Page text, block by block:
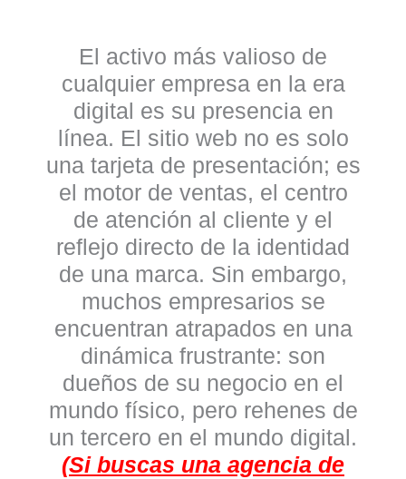
El activo más valioso de
cualquier empresa en la era
digital es su presencia en
línea. El sitio web no es solo
una tarjeta de presentación; es
el motor de ventas, el centro
de atención al cliente y el
reflejo directo de la identidad
de una marca. Sin embargo,
muchos empresarios se
encuentran atrapados en una
dinámica frustrante: son
dueños de su negocio en el
mundo físico, pero rehenes de
un tercero en el mundo digital.
(Si buscas una agencia de